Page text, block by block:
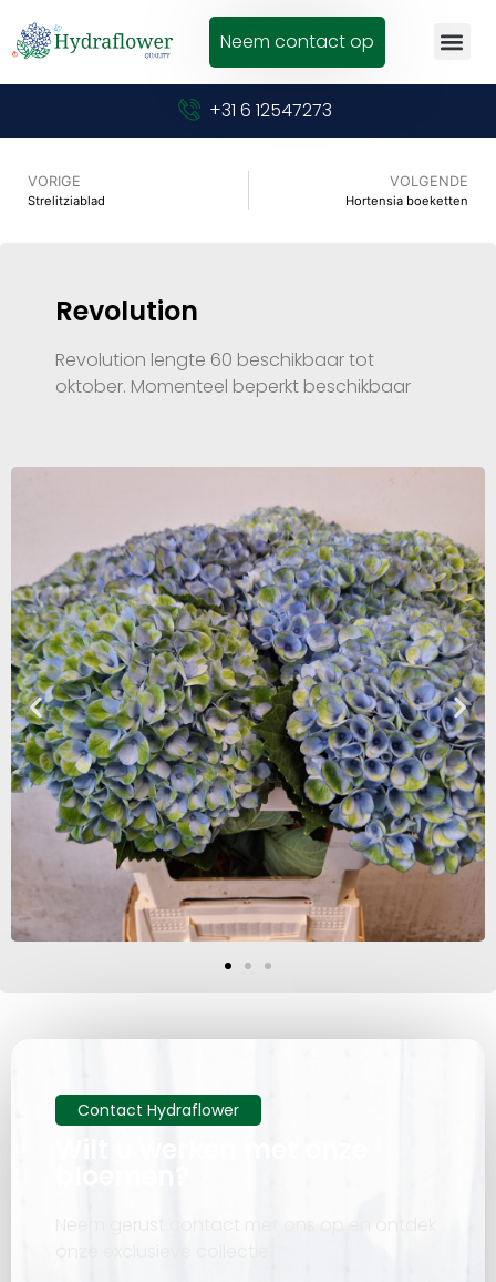
Neem contact op
+31 6 12547273
VORIGE
Strelitziablad
VOLGENDE
Hortensia boeketten
Revolution
Revolution lengte 60 beschikbaar tot
oktober. Momenteel beperkt beschikbaar
Contact Hydraflower